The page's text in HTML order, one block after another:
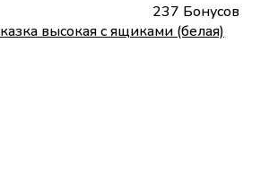
237 Бонусов
высокая с ящиками (белая)